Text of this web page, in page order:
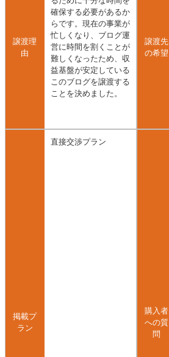
譲渡理
由
確保する必要があるか
らです。現在の事業が
忙しくなり、ブログ運
営に時間を割くことが
難しくなったため、収
益基盤が安定している
このブログを譲渡する
ことを決めました。
譲渡先
の希望
掲載プ
ラン
直接交渉プラン
購入者
への質
問